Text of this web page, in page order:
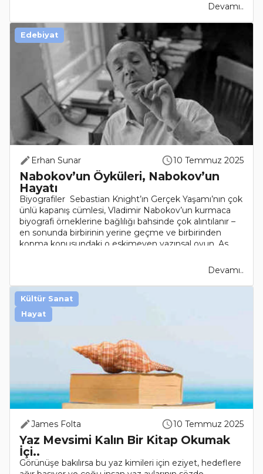
Devamı..
Erhan Sunar 10 Temmuz 2025
Nabokov’un Öyküleri, Nabokov’un
Hayatı
Biyografiler Sebastian Knight’ın Gerçek Yaşamı’nın çok
ünlü kapanış cümlesi, Vladimir Nabokov’un kurmaca
biyografi örneklerine bağlılığı bahsinde çok alıntılanır –
en sonunda birbirinin yerine geçme ve birbirinden
kopma konusundaki o eskimeyen yazınsal oyun. As..
Devamı..
Edebiyat
James Folta 10 Temmuz 2025
Yaz Mevsimi Kalın Bir Kitap Okumak
İçi..
Görünüşe bakılırsa bu yaz kimileri için eziyet, hedeflere
Kültür Sanat
Hayat